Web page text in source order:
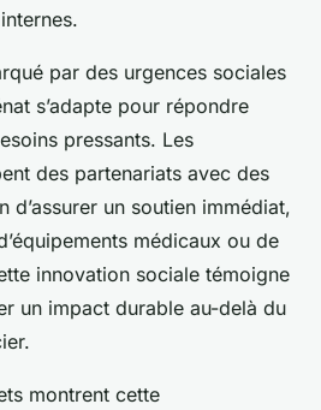
par des urgences sociales
s’adapte pour répondre
pressants. Les
des partenariats avec des
d’assurer un soutien immédiat,
médicaux ou de
innovation sociale témoigne
un impact durable au-delà du
montrent cette